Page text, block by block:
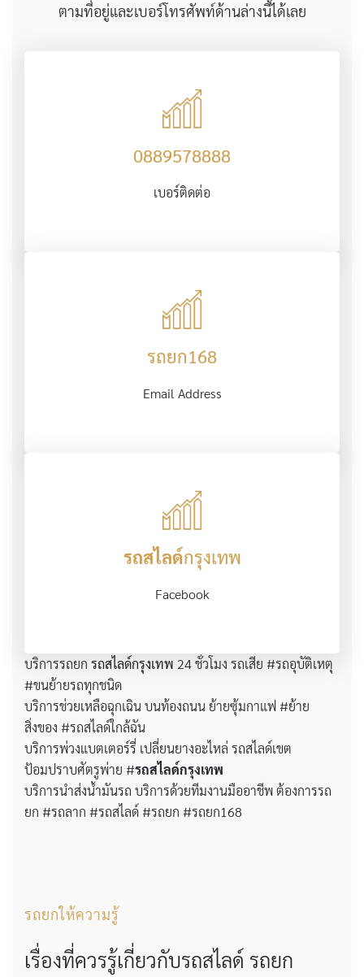
ตามที่อยู่และเบอร์โทรศัพท์ด้านล่างนี้ได้เลย
0889578888
เบอร์ติดต่อ
รถยก168
Email Address
รถสไลด์กรุงเทพ
Facebook
บริการรถยก รถสไลด์กรุงเทพ 24 ชั่วโมง รถเสีย #รถอุบัติเหตุ
#ขนย้ายรถทุกชนิด
บริการช่วยเหลือฉุกเฉิน บนท้องถนน ย้ายซุ้มกาแฟ #ย้าย
สิ่งของ #รถสไลด์ใกล้ฉัน
บริการพ่วงแบตเตอร์รี่ เปลี่ยนยางอะไหล่ รถสไลด์เขต
ป้อมปราบศัตรูพ่าย #รถสไลด์กรุงเทพ
บริการนำส่งน้ำมันรถ บริการด้วยทีมงานมืออาชีพ ต้องการรถ
ยก #รถลาก #รถสไลด์ #รถยก #รถยก168
รถยกให้ความรู้
เรื่องที่ควรรู้เกี่ยวกับรถสไลด์ รถยก